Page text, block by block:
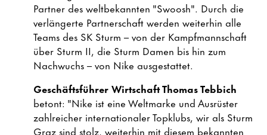
Partner des weltbekannten "Swoosh". Durch die
verlängerte Partnerschaft werden weiterhin alle
Teams des SK Sturm – von der Kampfmannschaft
über Sturm II, die Sturm Damen bis hin zum
Nachwuchs – von Nike ausgestattet.
Geschäftsführer Wirtschaft Thomas Tebbich
betont: "Nike ist eine Weltmarke und Ausrüster
zahlreicher internationaler Topklubs, wir als Sturm
Graz sind stolz, weiterhin mit diesem bekannten